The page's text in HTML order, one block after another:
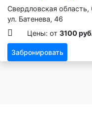
Свердловская
ул. Батенева, 46
Цены: от 3100
Забронировать